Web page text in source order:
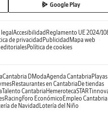
Google Play
Accesibilidad Reglamento UE 2024/
de privacidad Publicidad Mapa web
Política de cookies
Cantabria DModaAgenda Cantabria Playas
Restaurantes en Cantabria De tiendas
Talento Cantabria Hemeroteca
Racing Foro Económico Empleo Cantabria
de Navidad Lotería del Niño